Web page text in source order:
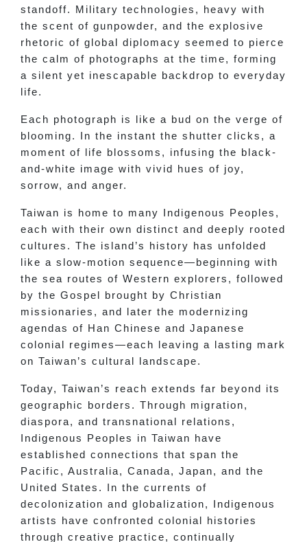
standoff. Military technologies, heavy with
the scent of gunpowder, and the explosive
rhetoric of global diplomacy seemed to pierce
the calm of photographs at the time, forming
a silent yet inescapable backdrop to everyday
life.
Each photograph is like a bud on the verge of
blooming. In the instant the shutter clicks, a
moment of life blossoms, infusing the black-
and-white image with vivid hues of joy,
sorrow, and anger.
Taiwan is home to many Indigenous Peoples,
each with their own distinct and deeply rooted
cultures. The island’s history has unfolded
like a slow-motion sequence—beginning with
the sea routes of Western explorers, followed
by the Gospel brought by Christian
missionaries, and later the modernizing
agendas of Han Chinese and Japanese
colonial regimes—each leaving a lasting mark
on Taiwan’s cultural landscape.
Today, Taiwan’s reach extends far beyond its
geographic borders. Through migration,
diaspora, and transnational relations,
Indigenous Peoples in Taiwan have
established connections that span the
Pacific, Australia, Canada, Japan, and the
United States. In the currents of
decolonization and globalization, Indigenous
artists have confronted colonial histories
through creative practice, continually